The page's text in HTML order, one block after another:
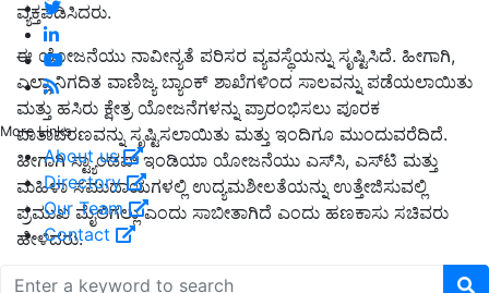
More Links
About us
Directory
Our Team
Contact
ವ್ಯಕ್ತಪಡಿಸಿದರು.
ಈ ಯೋಜನೆಯು ನಾವೀನ್ಯತೆ ಪರಿಸರ ವ್ಯವಸ್ಥೆಯನ್ನು ಸೃಷ್ಟಿಸಿದೆ. ಹೀಗಾಗಿ,
ಎಲ್ಲಾ ನಿಗದಿತ ವಾಣಿಜ್ಯ ಬ್ಯಾಂಕ್ ಶಾಖೆಗಳಿಂದ ಸಾಲವನ್ನು ಪಡೆಯಲಾಯಿತು
ಮತ್ತು ಹಸಿರು ಕ್ಷೇತ್ರ ಯೋಜನೆಗಳನ್ನು ಪ್ರಾರಂಭಿಸಲು ಪೂರಕ
ವಾತಾವರಣವನ್ನು ಸೃಷ್ಟಿಸಲಾಯಿತು ಮತ್ತು ಇಂದಿಗೂ ಮುಂದುವರೆದಿದೆ.
ಹೀಗಾಗಿ ಸ್ಟ್ಯಾಂಡಪ್ ಇಂಡಿಯಾ ಯೋಜನೆಯು ಎಸ್‌ಸಿ, ಎಸ್‌ಟಿ ಮತ್ತು
ಮಹಿಳಾ ಸಮುದಾಯಗಳಲ್ಲಿ ಉದ್ಯಮಶೀಲತೆಯನ್ನು ಉತ್ತೇಜಿಸುವಲ್ಲಿ
ಪ್ರಮುಖ ಮೈಲಿಗಲ್ಲು ಎಂದು ಸಾಬೀತಾಗಿದೆ ಎಂದು ಹಣಕಾಸು ಸಚಿವರು
ಹೇಳಿದರು.
ADVERTISEMENT